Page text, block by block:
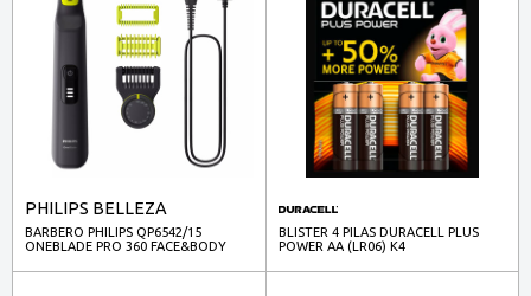
PHILIPS BELLEZA
BARBERO PHILIPS QP6542/15
ONEBLADE PRO 360 FACE&BODY
BLISTER 4 PILAS DURACELL PLUS
POWER AA (LR06) K4